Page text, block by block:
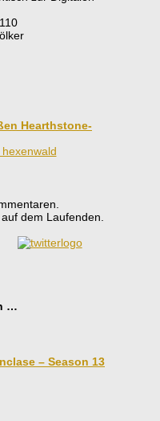
Hearthstone-
auf dem Laufenden.
…
– Season 13